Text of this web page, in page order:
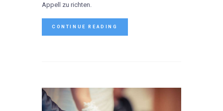
Appell zu richten.
CONTINUE READING